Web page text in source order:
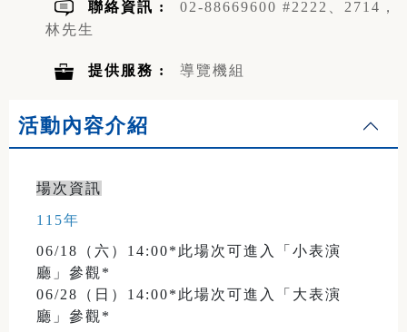
聯絡資訊 :
02-88669600 #2222、2714，
林先生
提供服務 : 導覽機組
活動內容介紹
場次資訊
115年
06/18（六）14:00*此場次可進入「小表演
廳」參觀*
06/28（日）14:00*此場次可進入「大表演
廳」參觀*